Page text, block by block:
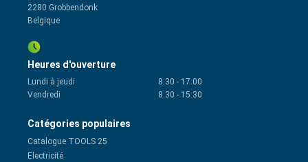
2280 Grobbendonk
Belgique
Heures d'ouverture
Lundi à jeudi 8:30 - 17:00
Vendredi
8:30 - 15:30
Catégories populaires
Catalogue TOOLS 25
Electricité